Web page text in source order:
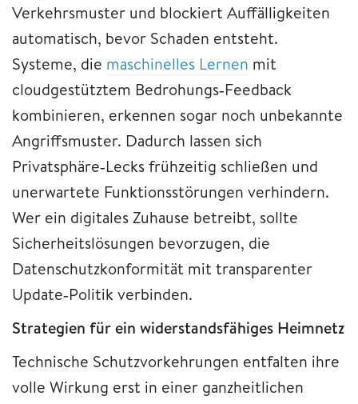
Verkehrsmuster und blockiert Auffälligkeiten
automatisch, bevor Schaden entsteht.
Systeme, die maschinelles Lernen mit
cloudgestütztem Bedrohungs‑Feedback
kombinieren, erkennen sogar noch unbekannte
Angriffsmuster. Dadurch lassen sich
Privatsphäre‑Lecks frühzeitig schließen und
unerwartete Funktionsstörungen verhindern.
Wer ein digitales Zuhause betreibt, sollte
Sicherheitslösungen bevorzugen, die
Datenschutzkonformität mit transparenter
Update‑Politik verbinden.
Strategien für ein widerstandsfähiges Heimnetz
Technische Schutzvorkehrungen entfalten ihre
volle Wirkung erst in einer ganzheitlichen